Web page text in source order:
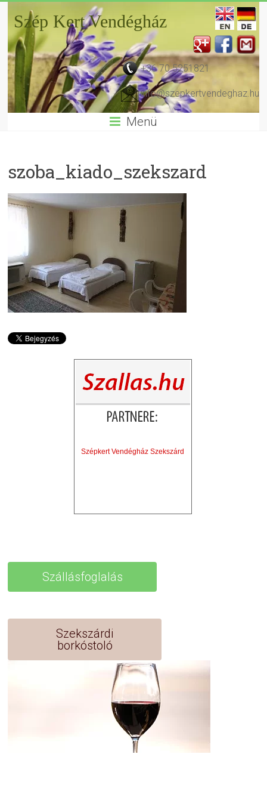
Szép Kert Vendégház
+36 70 5251821
info@szepkertvendeghaz.hu
Menü
szoba_kiado_szekszard
Szépkert Vendégház Szekszárd
Szállásfoglalás
Szekszárdi
borkóstoló